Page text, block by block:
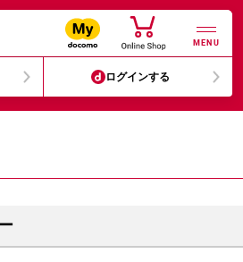
MENU
ログインする